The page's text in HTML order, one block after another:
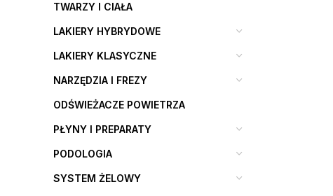
TWARZY I CIAŁA
LAKIERY HYBRYDOWE
LAKIERY KLASYCZNE
NARZĘDZIA I FREZY
ODŚWIEŻACZE POWIETRZA
PŁYNY I PREPARATY
PODOLOGIA
SYSTEM ŻELOWY